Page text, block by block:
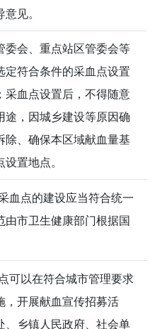
见。
委会、重点站区管委会等
定符合条件的采血点设置
采血点设置后，不得随意
，因城乡建设等原因确
除、确保本区域献血量基
置地点。
血点的建设应当符合统一
由市卫生健康部门根据国
可以在符合城市管理要求
，开展献血宣传招募活
、乡镇人民政府、社会单